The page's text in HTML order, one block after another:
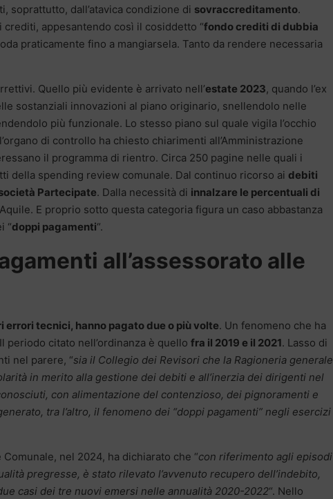
soprattutto, dall’atavica condizione di sovraccreditamento.
appesantendo così il cosiddetto “fondo crediti di dubbia
praticamente fino a mangiarsela. Tanto da rendere necessaria
Quello più evidente è arrivato nell’estate 2023, quando l’ex
sostanziali innovazioni al piano originario, snellendolo nelle
più funzionale. Lo stesso piano sul quale vigila l’occhio
di controllo ha chiesto chiarimenti all’Amministrazione
il programma di rientro. Circa 250 pagine nelle quali i
della spending review comunale. Dal continuo ricorso ai debiti
Partecipate. Dalla necessità di innalzare le percentuali di
E proprio sotto questa categoria figura un caso abbastanza
“doppi pagamenti“.
all’assessorato alle
tecnici, hanno pagato due o più volte. Un fenomeno che ha
periodo citato nell’ordinanza è quello fra il 2019 e il 2021. Lasso di
nel parere, “sia il Collegio dei Revisori che la Ragioneria generale
in merito alla gestione dei debiti e all’inerzia dei dirigenti nel
con alimentazione del contenzioso, dei pignoramenti e
tra l’altro, il fenomeno dei “doppi pagamenti” negli esercizi
nel 2024, ha dichiarato che “con riferimento agli episodi
pregresse, è stato rilevato l’avvenuto recupero dell’indebito,
casi dei tre nuovi emersi nelle annualità 2020-2022“. Nello